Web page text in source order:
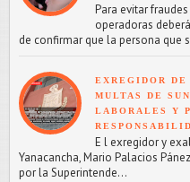
Para evitar
operadoras
de confirmar que la persona que
EXREGIDOR DE
MULTAS DE
LABORALES Y
E l exregidor y
Yanacancha, Mario Palacios
por la Superintende...